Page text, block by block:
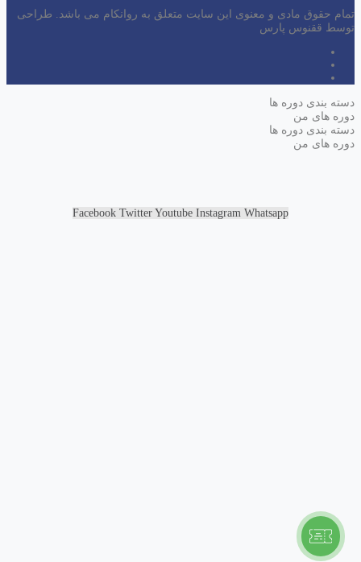
تمام حقوق مادی و معنوی این سایت متعلق به روانکام می باشد. طراحی
توسط ققنوس پارس
دسته بندی دوره ها
دوره های من
دسته بندی دوره ها
دوره های من
Facebook Twitter Youtube Instagram Whatsapp